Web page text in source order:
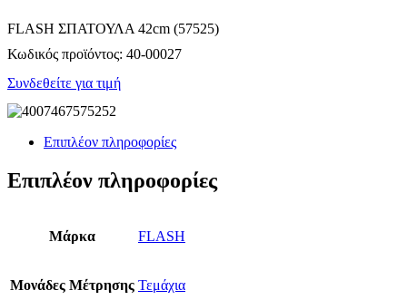
FLASH ΣΠΑΤΟΥΛΑ 42cm (57525)
Κωδικός προϊόντος: 40-00027
Συνδεθείτε για τιμή
Επιπλέον πληροφορίες
Επιπλέον πληροφορίες
Μάρκα FLASH
Μονάδες Μέτρησης Τεμάχια